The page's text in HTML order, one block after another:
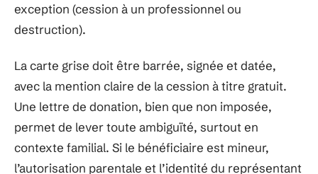
exception (cession à un professionnel ou
destruction).
La carte grise doit être barrée, signée et datée,
avec la mention claire de la cession à titre gratuit.
Une lettre de donation, bien que non imposée,
permet de lever toute ambiguïté, surtout en
contexte familial. Si le bénéficiaire est mineur,
l’autorisation parentale et l’identité du représentant